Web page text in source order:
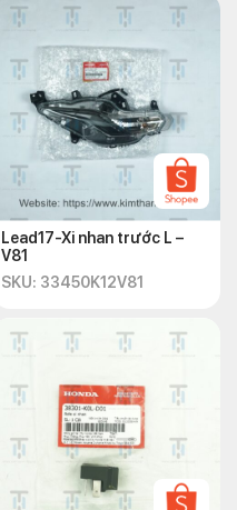
Lead17-Xi nhan trước L –
V81
SKU: 33450K12V81